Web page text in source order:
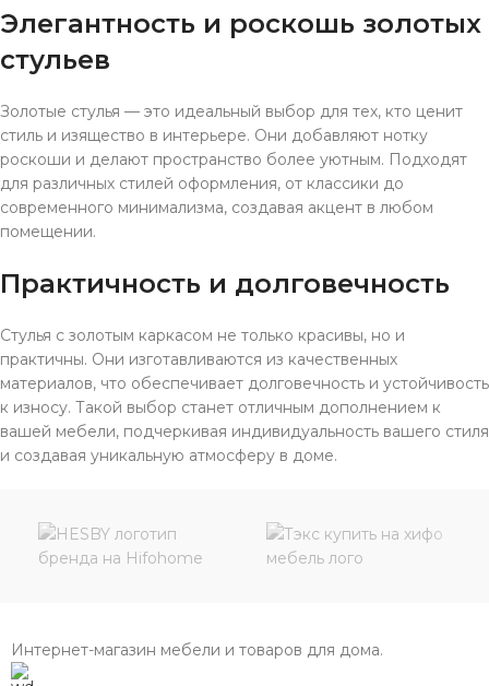
Элегантность и роскошь золотых
стульев
Золотые стулья — это идеальный выбор для тех, кто ценит
стиль и изящество в интерьере. Они добавляют нотку
роскоши и делают пространство более уютным. Подходят
для различных стилей оформления, от классики до
современного минимализма, создавая акцент в любом
помещении.
Практичность и долговечность
Стулья с золотым каркасом не только красивы, но и
практичны. Они изготавливаются из качественных
материалов, что обеспечивает долговечность и устойчивость
к износу. Такой выбор станет отличным дополнением к
вашей мебели, подчеркивая индивидуальность вашего стиля
и создавая уникальную атмосферу в доме.
Интернет-магазин мебели и товаров для дома.